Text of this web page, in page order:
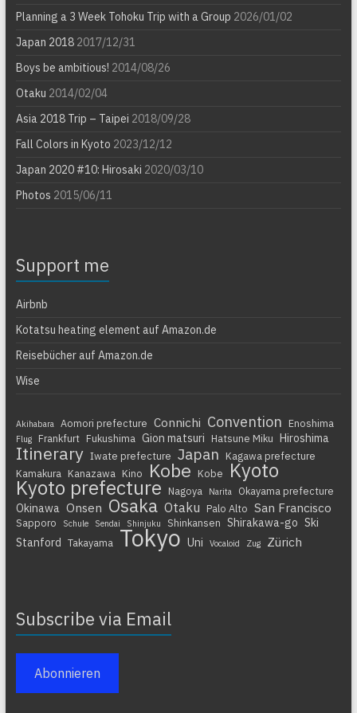
Planning a 3 Week Tohoku Trip with a Group 2026/01/02
Japan 20182017/12/31
Boys be ambitious! 2014/08/26
Otaku 2014/02/04
Asia 2018 Trip – Taipei 2018/09/28
Fall Colors in Kyoto 2023/12/12
Japan 2020 #10: Hirosaki 2020/03/10
Photos 2015/06/11
Support me
Airbnb
Kotatsu heating element auf Amazon.de
Reisebücher auf Amazon.de
Wise
Akihabara Aomori prefecture Connichi Convention Enoshima
Flug Frankfurt Fukushima Gion matsuri Hatsune Miku Hiroshima
Itinerary Iwate prefecture Japan
Kagawa prefecture
Kamakura
Kanazawa Kino Kobe Kobe Kyoto
Kyoto prefecture Nagoya Narita Okayama prefecture
Okinawa Onsen Osaka Otaku Palo Alto San Francisco
Sapporo Schule Sendai Shinjuku Shinkansen Shirakawa-go Ski
Stanford Takayama Tokyo Uni Vocaloid Zug Zürich
Subscribe via Email
Abonnieren